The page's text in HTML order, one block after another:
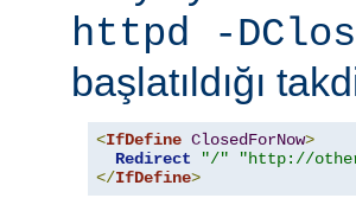
httpd -
başlatıldığı
<IfDefine ClosedForNow>
Redirect
"/"
"http://
</IfDefine>